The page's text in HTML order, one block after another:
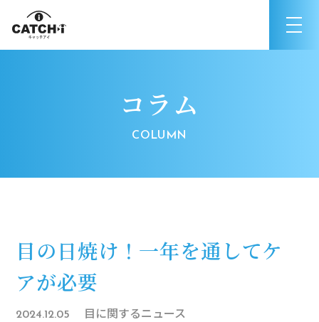
コラム
目の日焼け！一年を通してケ
アが必要
2024.12.05
目に関するニュース